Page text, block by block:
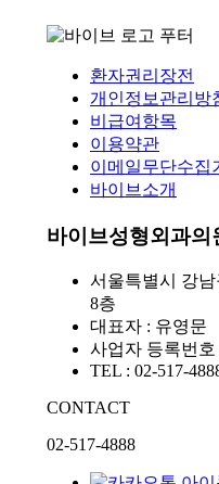
환자권리장전
개인정보관리방
비급여항목
이용약관
이메일무단수집
바이브소개
바이브성형외과의
서울특별시 강
8층
대표자 : 유영문
사업자 등록번호
TEL : 02-517-
CONTACT
02-517-4888